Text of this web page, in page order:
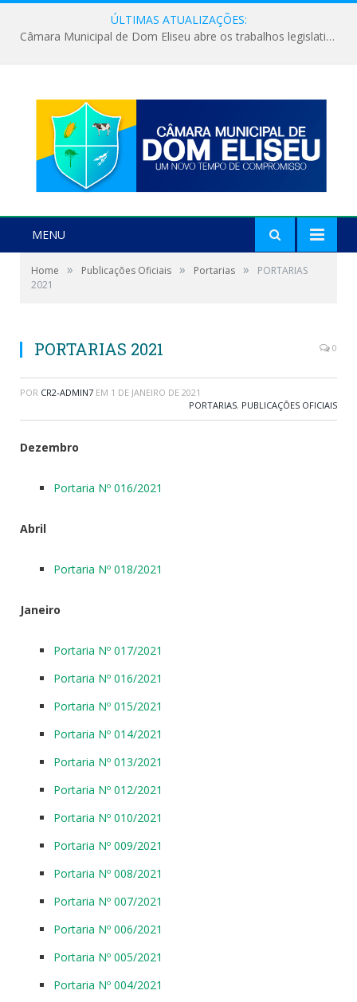
ÚLTIMAS ATUALIZAÇÕES:
Câmara Municipal de Dom Eliseu abre os trabalhos legislativos do segundo semestre
MENU
Home » Publicações Oficiais » Portarias »
PORTARIAS
2021
PORTARIAS 2021 0
POR CR2-ADMIN7 EM 1 DE JANEIRO DE 2021
PORTARIAS, PUBLICAÇÕES OFICIAIS
Dezembro
Portaria Nº 016/2021
Abril
Portaria Nº 018/2021
Janeiro
Portaria Nº 017/2021
Portaria Nº 016/2021
Portaria Nº 015/2021
Portaria Nº 014/2021
Portaria Nº 013/2021
Portaria Nº 012/2021
Portaria Nº 010/2021
Portaria Nº 009/2021
Portaria Nº 008/2021
Portaria Nº 007/2021
Portaria Nº 006/2021
Portaria Nº 005/2021
Portaria Nº 004/2021